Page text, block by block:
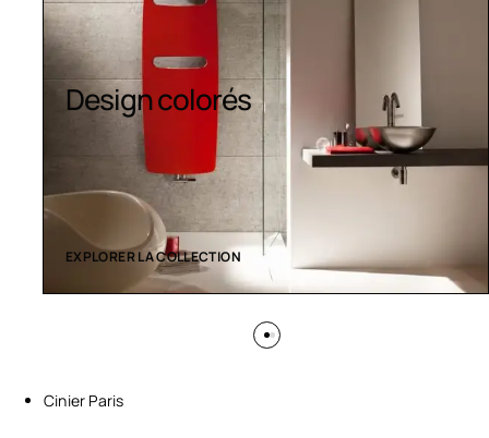
Sèche-serviettes
contemporains
EXPLORER LA COLLECTION
Cinier Paris